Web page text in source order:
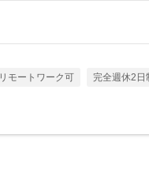
リモートワーク可 完全週休2日